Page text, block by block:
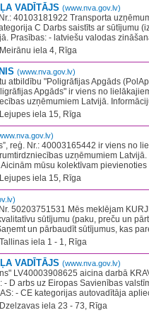
VADĪTĀJS (www.nva.gov.lv)
40103181922 Transporta
C Darbs saistīts ar sūtījumu
Prasības: - latviešu valodas
iela 4, Rīga
(www.nva.gov.lv)
atbildību "Poligrāfijas Apgāds
Apgāds" ir viens no
uzņēmumiem Latvijā.
iela 15, Rīga
reģ. Nr.: 40003165442 ir viens no
uzņēmumiem
mūsu kolektīvam
iela 15, Rīga
50203751531 Mēs meklējam
sūtījumu (paku, preču un
un pārbaudīt sūtījumus, kas
iela 1 - 1, Rīga
VADĪTĀJS (www.nva.gov.lv)
LV40003908625 aicina darbā
- D arbs uz Eiropas Savienības
- CE kategorijas autovadītāja
iela 23 - 73, Rīga